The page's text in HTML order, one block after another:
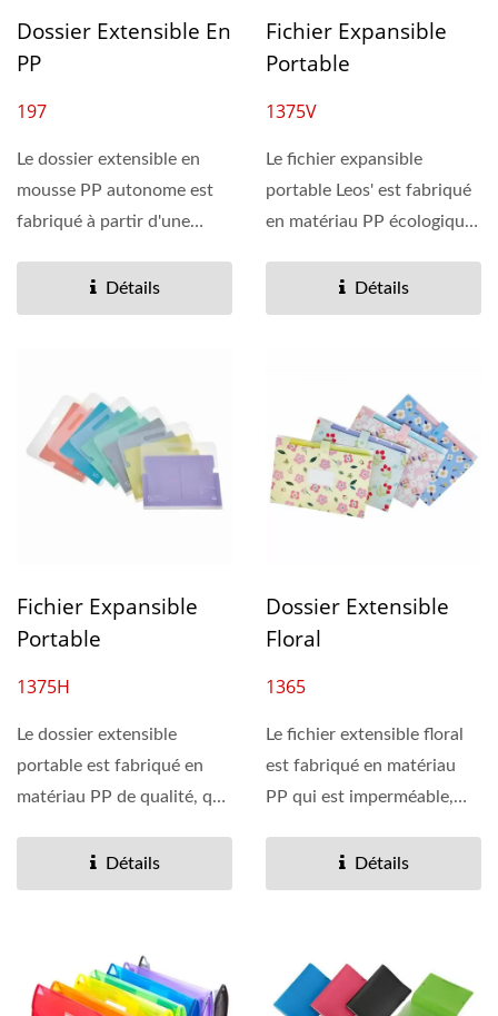
Dossier Extensible En
PP
197
Le dossier extensible en
mousse PP autonome est
fabriqué à partir d'une
Détails
Fichier Expansible
Portable
1375V
Le fichier expansible
portable Leos' est fabriqué
en matériau PP écologique,
Détails
Fichier Expansible
Portable
1375H
Le dossier extensible
portable est fabriqué en
matériau PP de qualité, qui
Détails
Dossier Extensible
Floral
1365
Le fichier extensible floral
est fabriqué en matériau
PP qui est imperméable,
Détails